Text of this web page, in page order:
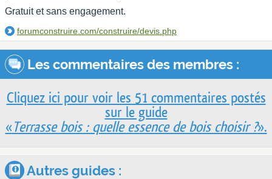
Gratuit et sans engagement.
forumconstruire.com/construire/devis.php
Les commentaires des membres :
Cliquez ici pour voir les 51 commentaires postés
sur le guide
«Terrasse bois : quelle essence de bois choisir ?».
Autres guides :